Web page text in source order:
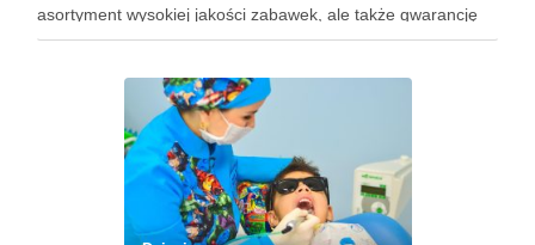
asortyment wysokiej jakości zabawek, ale także gwarancję
bezpieczeństwa i trwałości. Każdy rodzic pragnie, aby jego